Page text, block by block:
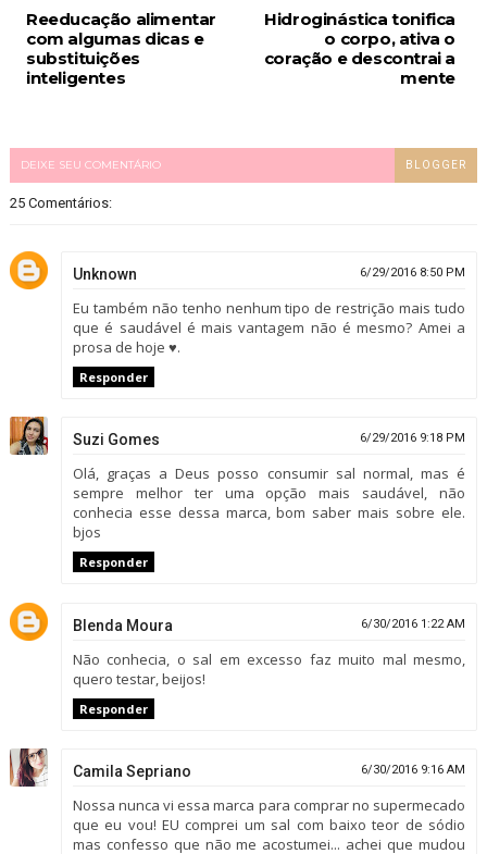
Hidroginástica tonifica
o corpo, ativa o
coração e descontrai a
mente
Reeducação alimentar
com algumas dicas e
substituições
inteligentes
DEIXE SEU COMENTÁRIO BLOGGER
25 Comentários:
Unknown 6/29/2016 8:50 PM
Eu também não tenho nenhum tipo de restrição mais tudo
que é saudável é mais vantagem não é mesmo? Amei a
prosa de hoje ♥.
Responder
Suzi Gomes 6/29/2016 9:18 PM
Olá, graças a Deus posso consumir sal normal, mas é
sempre melhor ter uma opção mais saudável, não
conhecia esse dessa marca, bom saber mais sobre ele.
bjos
Responder
Blenda Moura 6/30/2016 1:22 AM
Não conhecia, o sal em excesso faz muito mal mesmo,
quero testar, beijos!
Responder
Camila Sepriano 6/30/2016 9:16 AM
Nossa nunca vi essa marca para comprar no supermecado
que eu vou! EU comprei um sal com baixo teor de sódio
mas confesso que não me acostumei... achei que mudou